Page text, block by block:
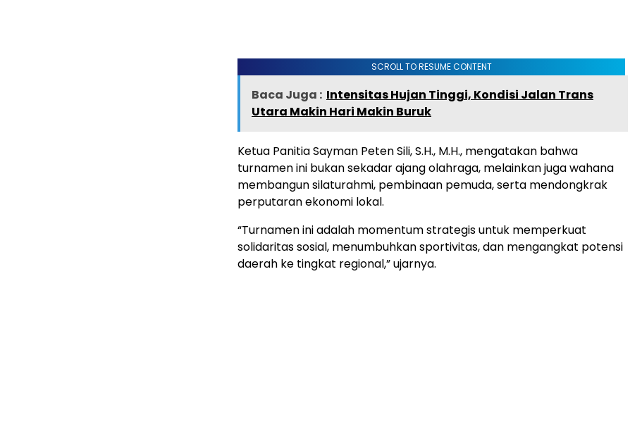
SCROLL TO RESUME CONTENT
Baca Juga : Intensitas Hujan Tinggi, Kondisi Jalan Trans
Utara Makin Hari Makin Buruk
Ketua Panitia Sayman Peten Sili, S.H., M.H., mengatakan bahwa
turnamen ini bukan sekadar ajang olahraga, melainkan juga wahana
membangun silaturahmi, pembinaan pemuda, serta mendongkrak
perputaran ekonomi lokal.
“Turnamen ini adalah momentum strategis untuk memperkuat
solidaritas sosial, menumbuhkan sportivitas, dan mengangkat potensi
daerah ke tingkat regional,” ujarnya.